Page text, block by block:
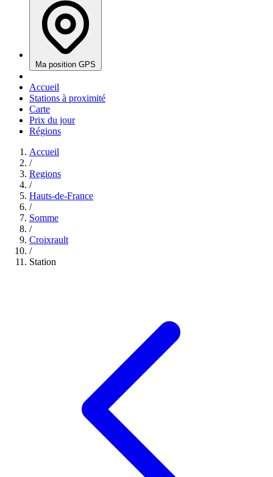
Ma position GPS
Accueil
Stations à proximité
Carte
Prix du jour
Régions
Accueil
/
Regions
/
Hauts-de-France
/
Somme
/
Croixrault
/
Station